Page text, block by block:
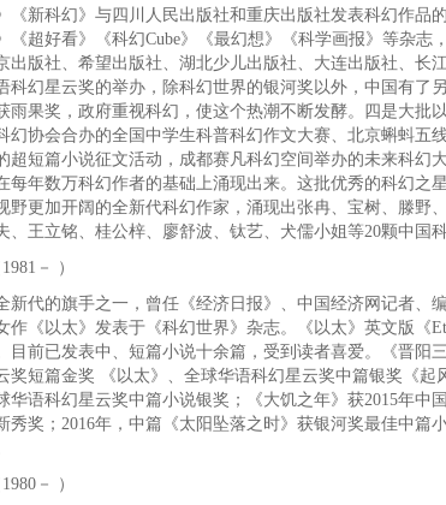
《新科幻》与四川人民出版社和重庆出版社发表科幻作
《超好看》《科幻Cube》《最幻想》《科学画报》等杂
出版社、希望出版社、湖北少儿出版社、大连出版社、
科幻星云奖的举办，除科幻世界的银河奖以外，中国有了
雨果奖，政府重视科幻，使这个热潮不断发酵。四是大
幻协会合办的全国中学生科普科幻作文大赛、北京蝌蚪
超短篇小说征文活动，成都赛凡科幻空间举办的未来科
每年数万科幻作者的基础上涌现出来。这批优秀的科幻
野更加开阔的全新代科幻作家，涌现出张冉、宝树、滕野
、王立铭、桂公梓、廖舒波、钛艺、犬儒小姐等20颗中国
－ ）
的旗手之一，曾任《经济日报》、中国经济网记者、
作《以太》发表于《科幻世界》杂志。《以太》英文版《
目前已发表中、短篇小说十余篇，受到读者喜爱。《晋阳
奖短篇金奖 《以太》、全球华语科幻星云奖中篇银奖《
华语科幻星云奖中篇小说银奖；《大饥之年》获2015年
秀奖；2016年，中篇《太阳坠落之时》获银河奖最佳中
－ ）